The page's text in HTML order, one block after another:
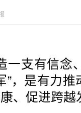
一支有信念
”，是有力
、促进跨